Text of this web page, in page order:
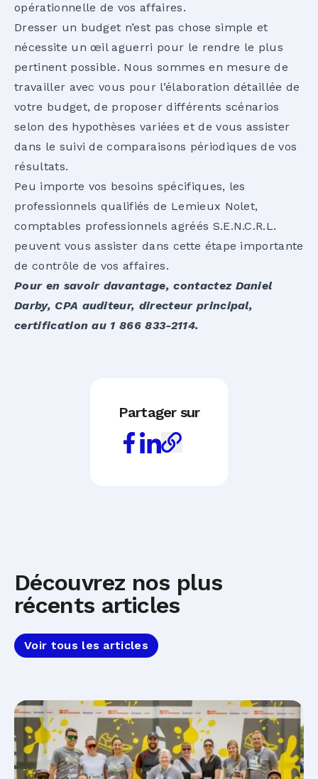
opérationnelle de vos affaires.
Dresser un budget n’est pas chose simple et
nécessite un œil aguerri pour le rendre le plus
pertinent possible. Nous sommes en mesure de
travailler avec vous pour l’élaboration détaillée de
votre budget, de proposer différents scénarios
selon des hypothèses variées et de vous assister
dans le suivi de comparaisons périodiques de vos
résultats.
Peu importe vos besoins spécifiques, les
professionnels qualifiés de Lemieux Nolet,
comptables professionnels agréés S.E.N.C.R.L.
peuvent vous assister dans cette étape importante
de contrôle de vos affaires.
Pour en savoir davantage, contactez Daniel
Darby, CPA auditeur, directeur principal,
certification au 1 866 833-2114.
Partager sur
Découvrez nos plus
récents articles
Voir tous les articles